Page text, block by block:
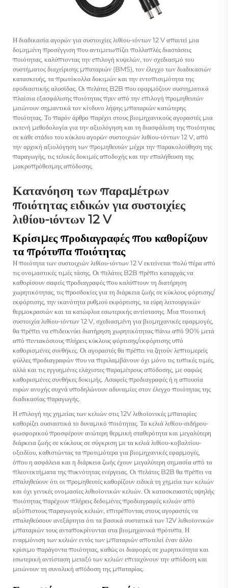
Η διαδικασία αγορών για συστοιχίες λιθίου-ιόντων 12 V απαιτεί μια
δομημένη προσέγγιση που αντιμετωπίζει πολλαπλές διαστάσεις
ποιότητας, καλύπτοντας την επιλογή κυψελών, τον σχεδιασμό του
συστήματος διαχείρισης μπαταριών (BMS), τον έλεγχο των διαδικασιών
κατασκευής, τα πρωτόκολλα δοκιμών και την εντοπισιμότητα της
εφοδιαστικής αλυσίδας. Οι πελάτες B2B που εφαρμόζουν συστηματικά
πλαίσια εξασφάλισης ποιότητας πριν από την επιλογή προμηθευτών
μειώνουν σημαντικά τον κίνδυνο λήψης μπαταριών κατώτερης
ποιότητας. Το παρόν άρθρο παρέχει στους βιομηχανικούς αγοραστές μια
εκτενή μεθοδολογία για την αξιολόγηση και τη διασφάλιση της ποιότητας
σε κάθε στάδιο του κύκλου αγορών συστοιχιών λιθίου-ιόντων 12 V, από
την αρχική αξιολόγηση των προμηθευτών μέχρι την παρακολούθηση της
παραγωγής, τις τελικές δοκιμές αποδοχής και την επαλήθευση της
μακροπρόθεσμης απόδοσης.
Κατανόηση των παραμέτρων
ποιότητας ειδικών για συστοιχίες
λιθίου-ιόντων 12 V
Κρίσιμες προδιαγραφές που καθορίζουν
τα πρότυπα ποιότητας
Η ποιότητα των συστοιχιών λιθίου-ιόντων 12 V εκτείνεται πολύ πέρα από
τις ονομαστικές τιμές τάσης. Οι πελάτες B2B πρέπει καταρχάς να
καθορίσουν σαφείς προδιαγραφές που καλύπτουν τη διατήρηση
χωρητικότητας, τις προσδοκίες για τη διάρκεια ζωής σε κύκλους φόρτισης/
εκφόρτισης, την ικανότητα ρυθμού εκφόρτισης, τα εύρη λειτουργικών
θερμοκρασιών και τα κατώφλια εσωτερικής αντίστασης. Μια ποιοτική
συστοιχία λιθίου-ιόντων 12 V, σχεδιασμένη για βιομηχανικές εφαρμογές,
θα πρέπει να επιδεικνύει διατήρηση χωρητικότητας πάνω από 90% μετά
από πεντακόσιους πλήρεις κύκλους φόρτισης/εκφόρτισης υπό
καθορισμένες συνθήκες. Οι αγοραστές θα πρέπει να ζητούν λεπτομερείς
φύλλες προδιαγραφών που να περιλαμβάνουν όχι μόνο τις τυπικές τιμές,
αλλά και τις εγγυημένες ελάχιστες παραμέτρους απόδοσης, με σαφώς
καθορισμένες συνθήκες δοκιμής. Ασαφείς προδιαγραφές ή η απουσία
ευρών ανοχής συχνά υποδηλώνουν αδυναμίες στον έλεγχο ποιότητας της
διαδικασίας παραγωγής.
Η επιλογή της χημείας των κελιών στις 12V λιθιοϊονικές μπαταρίες
καθορίζει ουσιαστικά το δυναμικό ποιότητας. Τα κελιά λιθίου-σιδήρου-
φωσφορικού προσφέρουν ανώτερη θερμική σταθερότητα και μεγαλύτερη
διάρκεια ζωής σε κύκλους σε σύγκριση με τα κελιά λιθίου-κοβαλτίου-
οξειδίου, καθιστώντας τα προτιμότερα για βιομηχανικές εφαρμογές,
όπου η ασφάλεια και η διάρκεια ζωής έχουν μεγαλύτερη σημασία από τα
πλεονεκτήματα της πυκνότητας ενέργειας. Οι πελάτες B2B θα πρέπει να
επαληθεύουν ότι οι προμηθευτές καθορίζουν ειδικά τη χημεία των κελιών
και όχι γενικές ονομασίες λιθιοϊονικών κελιών. Οι κατασκευαστές υψηλής
ποιότητας παρέχουν πλήρεις δεδομένες προδιαγραφές κελιών από
αξιόπιστους παραγωγούς κελιών, επιτρέποντας στους αγοραστές να
επαληθεύσουν ανεξάρτητα ότι τα βασικά συστατικά των 12V λιθιοϊονικών
μπαταριών τους ανταποκρίνονται στα βιομηχανικά πρότυπα. Η
εναρμόνιση των κελιών εντός των μπαταριών αποτελεί έναν άλλο
κρίσιμο παράγοντα ποιότητας, καθώς οι διαφορές σε χωρητικότητα και
εσωτερική αντίσταση μεταξύ των κελιών επιταχύνουν την απόδοση και
μειώνουν τη συνολική απόδοση της μπαταρίας.